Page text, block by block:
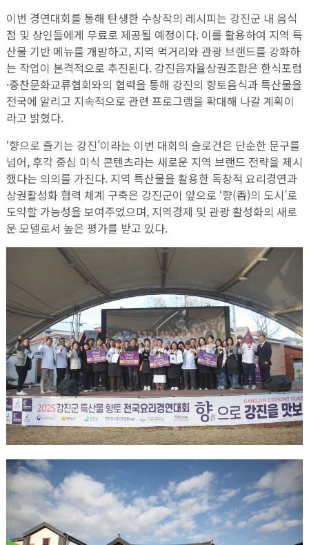
이번 경연대회를 통해 탄생한 수상작의 레시피는 강진군 내 음식
점 및 상인들에게 무료로 제공될 예정이다. 이를 활용하여 지역 특
산물 기반 메뉴를 개발하고, 지역 먹거리와 관광 브랜드를 강화하
는 작업이 본격적으로 추진된다. 강진읍자율상권조합은 한식포럼
·중찬문화교류협회와의 협력을 통해 강진의 향토음식과 특산물을
전국에 알리고 지속적으로 관련 프로그램을 확대해 나갈 계획이
라고 밝혔다.
‘향으로 즐기는 강진’이라는 이번 대회의 슬로건은 단순한 문구를
넘어, 후각 중심 미식 콘텐츠라는 새로운 지역 브랜드 전략을 제시
했다는 의의를 가진다. 지역 특산물을 활용한 독창적 요리경연과
상권활성화 협력 체계 구축은 강진군이 앞으로 ‘향(香)의 도시’로
도약할 가능성을 보여주었으며, 지역경제 및 관광 활성화의 새로
운 모델로서 높은 평가를 받고 있다.